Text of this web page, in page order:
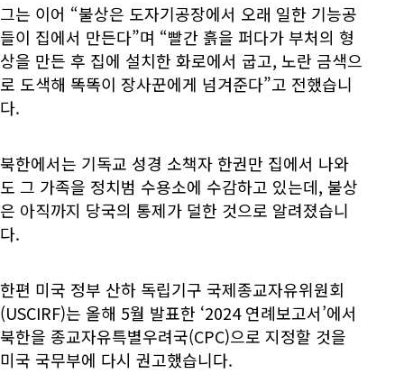
그는 이어 “불상은 도자기공장에서 오래 일한 기능공
들이 집에서 만든다”며 “빨간 흙을 퍼다가 부처의 형
상을 만든 후 집에 설치한 화로에서 굽고, 노란 금색으
로 도색해 똑똑이 장사꾼에게 넘겨준다”고 전했습니
다.
북한에서는 기독교 성경 소책자 한권만 집에서 나와
도 그 가족을 정치범 수용소에 수감하고 있는데, 불상
은 아직까지 당국의 통제가 덜한 것으로 알려졌습니
다.
한편 미국 정부 산하 독립기구 국제종교자유위원회
(USCIRF)는 올해 5월 발표한 ‘2024 연례보고서’에서
북한을 종교자유특별우려국(CPC)으로 지정할 것을
미국 국무부에 다시 권고했습니다.